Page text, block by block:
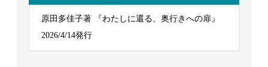
原田多佳子著 『わたしに還る、奥行きへの扉』
2026/4/14発行